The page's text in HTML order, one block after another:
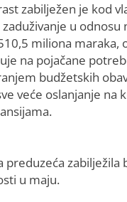
zabilježen je kod
u odnosu
miliona maraka,
na pojačane
budžetskih
veće oslanjanje na
preduzeća zabilježila
u maju.